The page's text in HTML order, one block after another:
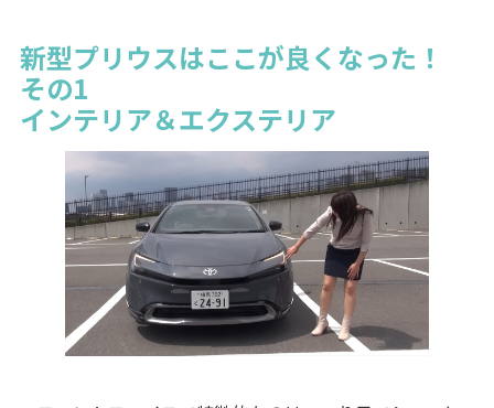
新型プリウスはここが良くなった！
その1
インテリア＆エクステリア